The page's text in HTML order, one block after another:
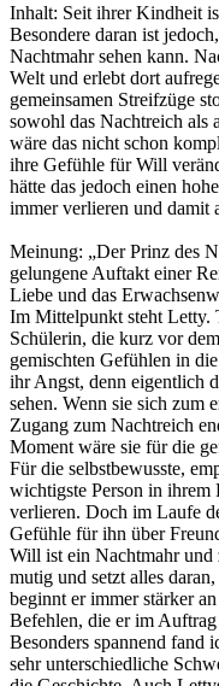
Inhalt: Seit ihrer Kindheit
Besondere daran ist
Nachtmahr sehen kann.
Welt und erlebt dort
gemeinsamen Streifzüge
sowohl das Nachtreich als
wäre das nicht schon
ihre Gefühle für Will
hätte das jedoch einen
immer verlieren und damit
Meinung: „Der Prinz des
gelungene Auftakt einer
Liebe und das
Im Mittelpunkt steht Letty.
Schülerin, die kurz vor
gemischten Gefühlen in
ihr Angst, denn eigentlich
sehen. Wenn sie sich zum
Zugang zum Nachtreich
Moment wäre sie für die
Für die selbstbewusste,
wichtigste Person in ihrem
verlieren. Doch im Laufe
Gefühle für ihn über
Will ist ein Nachtmahr und
mutig und setzt alles
beginnt er immer stärker
Befehlen, die er im
Besonders spannend fand
sehr unterschiedliche